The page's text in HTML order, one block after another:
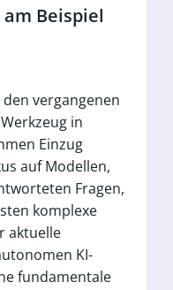
Beispiel
vergangenen
in
Einzug
auf Modellen,
Fragen,
komplexe
aktuelle
KI-
fundamentale